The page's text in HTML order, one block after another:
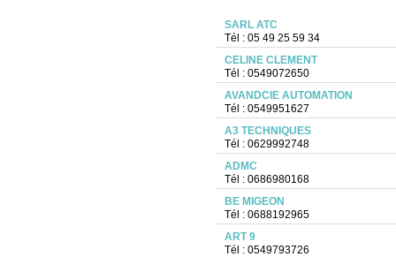
SARL ATC
Tél : 05 49 25 59 34
CELINE CLEMENT
Tél : 0549072650
AVANDCIE AUTOMATION
Tél : 0549951627
A3 TECHNIQUES
Tél : 0629992748
ADMC
Tél : 0686980168
BE MIGEON
Tél : 0688192965
ART 9
Tél : 0549793726